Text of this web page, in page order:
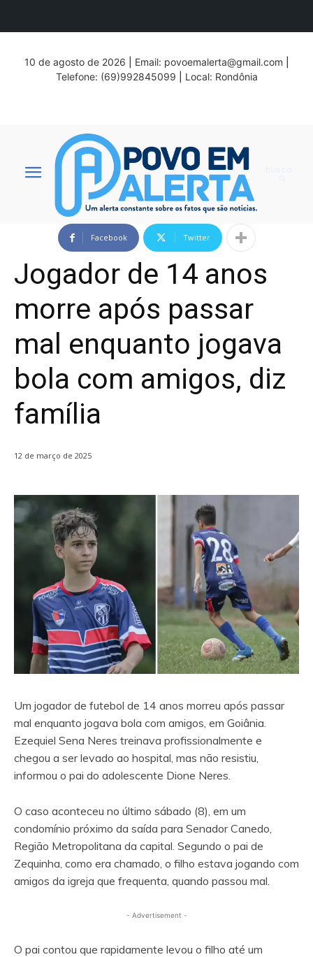
10 de agosto de 2026 Email: povoemalerta@gmail.com
Telefone: (69)992845099
Local: Rondônia
Facebook Twitter
Jogador de 14 anos
morre após passar
mal enquanto jogava
bola com amigos, diz
família
12 de março de 2025
Um jogador de futebol de 14 anos morreu após passar
mal enquanto jogava bola com amigos, em Goiânia.
Ezequiel Sena Neres treinava profissionalmente e
chegou a ser levado ao hospital, mas não resistiu,
informou o pai do adolescente Dione Neres.
O caso aconteceu no último sábado (8), em um
condomínio próximo da saída para Senador Canedo,
Região Metropolitana da capital. Segundo o pai de
Zequinha, como era chamado, o filho estava jogando com
amigos da igreja que frequenta, quando passou mal.
- Advertisement -
O pai contou que rapidamente levou o filho até um